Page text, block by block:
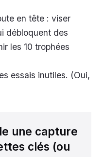
en tête : viser
débloquent des
les 10 trophées
essais inutiles. (Oui,
une capture
clés (ou